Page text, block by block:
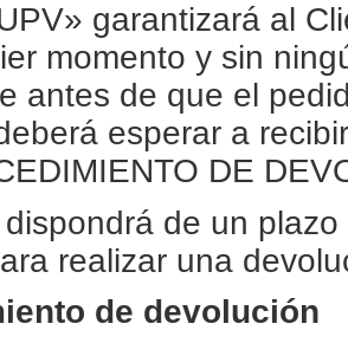
garantizará al
momento y sin
antes de que el
esperar a
DE
de un
realizar una
de devolución